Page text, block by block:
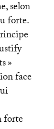
selon
forte.
»
face
forte